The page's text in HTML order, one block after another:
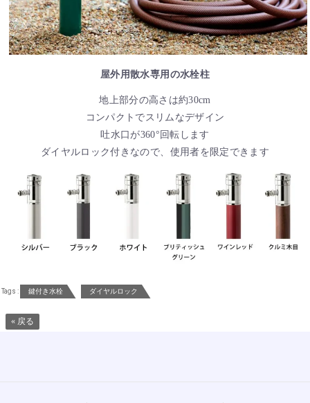
屋外用散水専用の水栓柱
地上部分の高さは約30cm
コンパクトでスリムなデザイン
吐水口が360°回転します
ダイヤルロック付きなので、使用者を限定できます
Tags : 鍵付き水栓 ダイヤルロック
« 戻る